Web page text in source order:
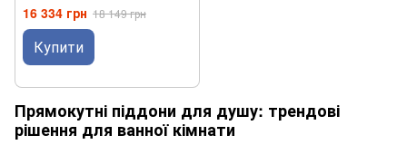
16 334 грн 18 149 грн
Купити
Прямокутні піддони для душу: трендові
рішення для ванної кімнати